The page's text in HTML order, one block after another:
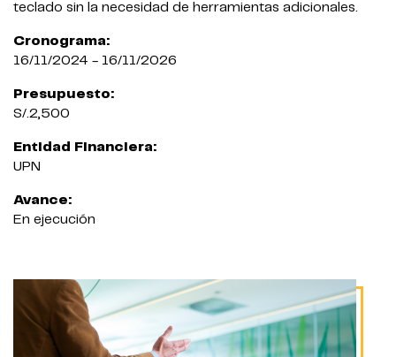
teclado sin la necesidad de herramientas adicionales.
Cronograma:
16/11/2024 - 16/11/2026
Presupuesto:
S/.2,500
Entidad Financiera:
UPN
Avance:
En ejecución